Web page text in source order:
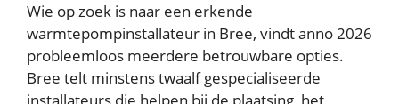
Wie op zoek is naar een erkende
warmtepompinstallateur in Bree, vindt anno 2026
probleemloos meerdere betrouwbare opties.
Bree telt minstens twaalf gespecialiseerde